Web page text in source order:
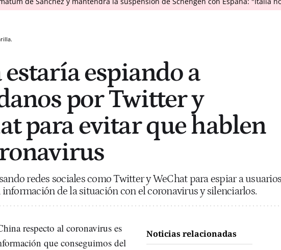
espiando a
por Twitter y
para evitar que hablen
redes sociales como Twitter y WeChat para espiar a usuarios
de la situación con el coronavirus y silenciarlos.
Noticias relacionadas
respecto al coronavirus es
que conseguimos del